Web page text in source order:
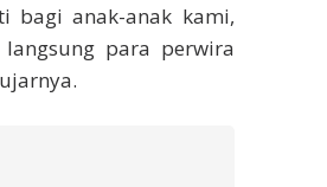
bagi anak-anak kami,
para perwira